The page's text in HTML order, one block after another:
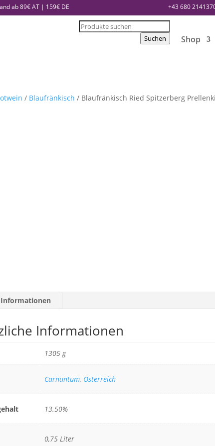
ab 89€ AT | 159€ DE +43 680
Products
search
Suchen Shop
/ Blaufränkisch / Blaufränkisch Ried Spitzerberg
Informationen
1305 g
Carnuntum, Österreich
13.50%
0,75 Liter